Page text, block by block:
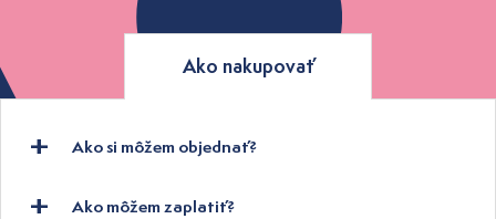
Ako nakupovať
Ako si môžem objednať?
Ako môžem zaplatiť?